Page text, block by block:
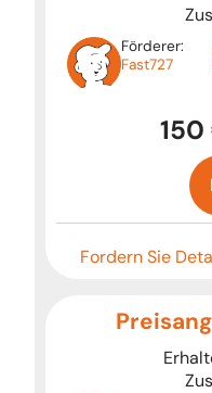
Förderer:
Fast727
Fordern Sie